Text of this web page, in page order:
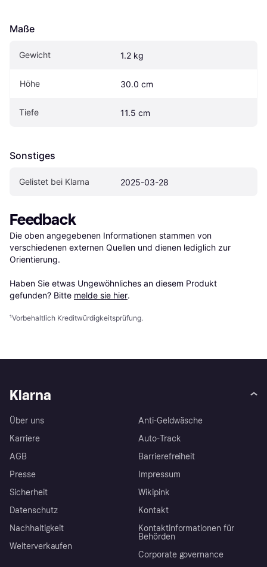
Maße
Gewicht 1.2 kg
Höhe 30.0 cm
Tiefe 11.5 cm
Sonstiges
Gelistet bei Klarna 2025-03-28
Feedback
Die oben angegebenen Informationen stammen von
verschiedenen externen Quellen und dienen lediglich zur
Orientierung.
Haben Sie etwas Ungewöhnliches an diesem Produkt
gefunden? Bitte melde sie hier.
¹Vorbehaltlich Kreditwürdigkeitsprüfung.
Klarna
Über uns
Karriere
AGB
Presse
Sicherheit
Datenschutz
Nachhaltigkeit
Weiterverkaufen
Anti-Geldwäsche
Auto-Track
Barrierefreiheit
Impressum
Wikipink
Kontakt
Kontaktinformationen für
Behörden
Corporate governance